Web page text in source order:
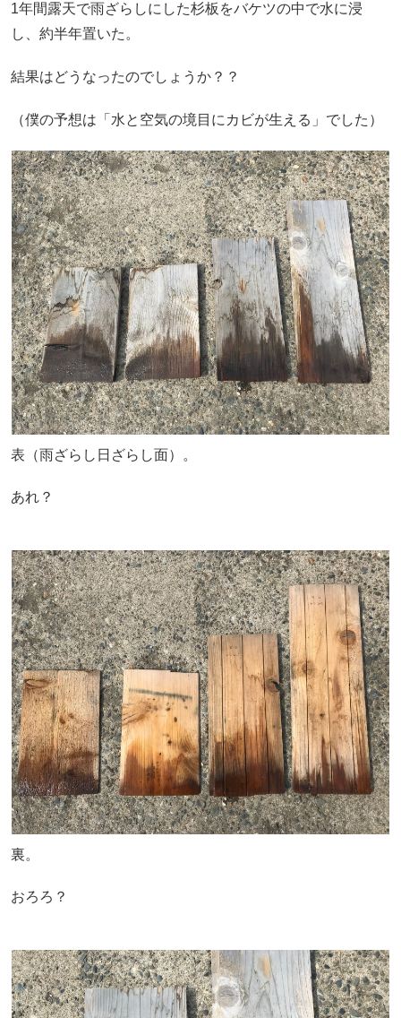
1年間露天で雨ざらしにした杉板をバケツの中で水に浸
し、約半年置いた。
結果はどうなったのでしょうか？？
（僕の予想は「水と空気の境目にカビが生える」でした）
表（雨ざらし日ざらし面）。
あれ？
裏。
おろろ？